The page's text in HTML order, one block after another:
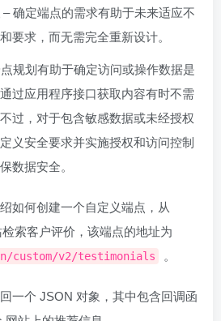
– 确定端点的需求有助于未来适应不
要求，而无需完全重新设计。
规划有助于确定访问或操作数据是
过应用程序接口获取内容有时不需
过，对于包含敏感数据或未经授权
义安全要求并实施授权和访问控制
数据安全。
如何创建一个自定义端点，从
索客户评价，该端点的地址为
custom/v2/testimonials 。
一个 JSON 对象，其中包含回调函